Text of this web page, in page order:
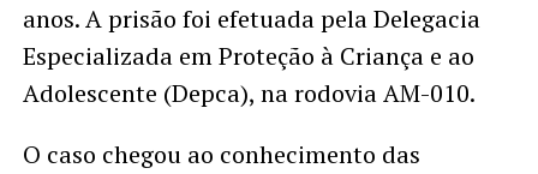
anos. A prisão foi efetuada pela Delegacia
Especializada em Proteção à Criança e ao
Adolescente (Depca), na rodovia AM-010.
O caso chegou ao conhecimento das